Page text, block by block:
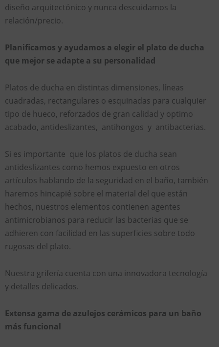
diseño arquitectónico y nunca descuidamos la
relación/precio.
Planificamos y ayudamos a elegir el plato de ducha
que mejor se adapte a su personalidad
Platos de ducha en distintas dimensiones, líneas
cuadradas, rectangulares o esquinadas para cualquier
tipo de hueco, reforzados de gran calidad y optimo
acabado, antideslizantes, antihongos y antibacterias.
Si es importante que los platos de ducha sean
antideslizantes como hemos expuesto en otros
artículos hablando de la seguridad en el baño, también
haremos hincapié sobre el material del que están
hechos, nuestros elementos contienen agentes
antimicrobianos para reducir las bacterias que se
adhieren con facilidad en las superficies sobre todo
rugosas del plato.
Nuestra grifería cuenta con una innovadora tecnología
y detalles delicados.
Extensa gama de azulejos cerámicos para un baño
más funcional